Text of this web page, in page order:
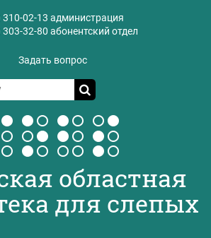
310-02-13 администрация
303-32-80 абонентский отдел
Задать вопрос
областная
для слепых